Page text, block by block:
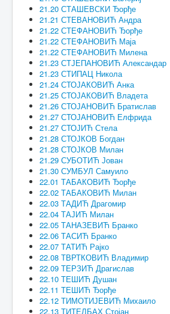
21.20 СТАШЕВСКИ Ђорђе
21.21 СТЕВАНОВИЋ Андра
21.22 СТЕФАНОВИЋ Ђорђе
21.22 СТЕФАНОВИЋ Маја
21.22 СТЕФАНОВИЋ Милена
21.23 СТЈЕПАНОВИЋ Александар
21.23 СТИПАЦ Никола
21.24 СТОЈАКОВИЋ Анка
21.25 СТОЈАКОВИЋ Владета
21.26 СТОЈАНОВИЋ Братислав
21.27 СТОЈАНОВИЋ Елфрида
21.27 СТОЈИЋ Стела
21.28 СТОЈКОВ Богдан
21.28 СТОЈКОВ Милан
21.29 СУБОТИЋ Јован
21.30 СУМБУЛ Самуило
22.01 ТАБАКОВИЋ Ђорђе
22.02 ТАБАКОВИЋ Милан
22.03 ТАДИЋ Драгомир
22.04 ТАЈИЋ Милан
22.05 ТАНАЗЕВИЋ Бранко
22.06 ТАСИЋ Бранко
22.07 ТАТИЋ Рајко
22.08 ТВРТКОВИЋ Владимир
22.09 ТЕРЗИЋ Драгислав
22.10 ТЕШИЋ Душан
22.11 ТЕШИЋ Ђорђе
22.12 ТИМОТИЈЕВИЋ Михаило
22.13 ТИТЕЛБАХ Стојан